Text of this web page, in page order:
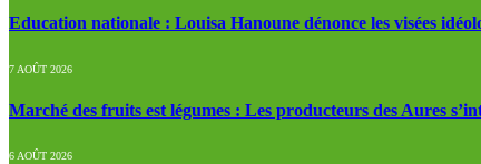
Education nationale : Louisa Hanoune dénonce les visées
7 AOÛT 2026
Marché des fruits est légumes : Les producteurs des Aures
6 AOÛT 2026